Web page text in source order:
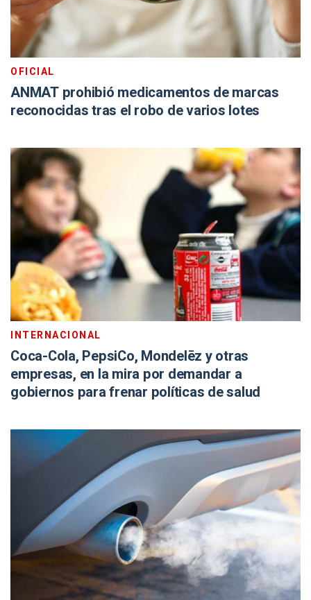
OFICIAL
ANMAT prohibió medicamentos de marcas
reconocidas tras el robo de varios lotes
INTERNACIONAL
Coca-Cola, PepsiCo, Mondelēz y otras
empresas, en la mira por demandar a
gobiernos para frenar políticas de salud